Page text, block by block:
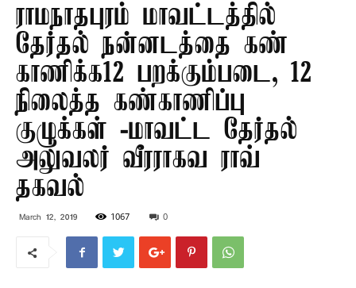
ராமநாதபுரம் மாவட்டத்தில்
தேர்தல் நன்னடத்தை கண்
காணிக்க12 பறக்கும்படை, 12
நிலைத்த கண்காணிப்பு
குழுக்கள் -மாவட்ட தேர்தல்
அலுவலர் வீரராகவ ராவ்
தகவல்
March 12, 2019 1067 0